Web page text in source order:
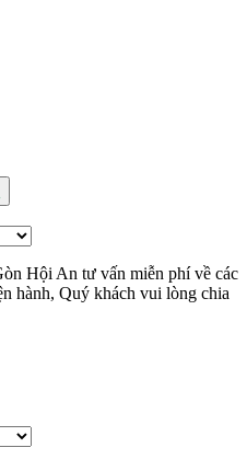
Hội An tư vấn miễn phí về các
hành, Quý khách vui lòng chia